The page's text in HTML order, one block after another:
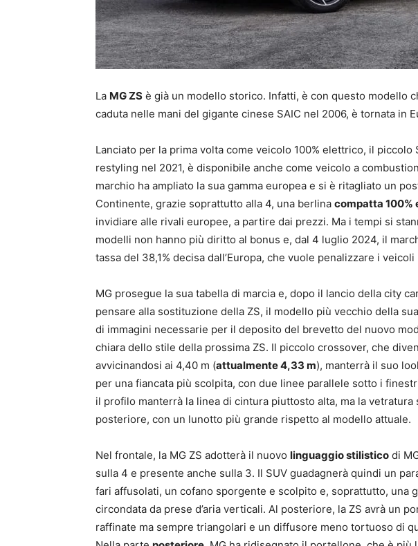
La MG ZS è già un modello storico. Infatti, è con questo modello
caduta nelle mani del gigante cinese SAIC nel 2006, è tornata in
Lanciato per la prima volta come veicolo 100% elettrico, il piccolo
restyling nel 2021, è disponibile anche come veicolo a
marchio ha ampliato la sua gamma europea e si è ritagliato un
Continente, grazie soprattutto alla 4, una berlina compatta 100%
invidiare alle rivali europee, a partire dai prezzi. Ma i tempi si
modelli non hanno più diritto al bonus e, dal 4 luglio 2024, il
tassa del 38,1% decisa dall’Europa, che vuole penalizzare i
MG prosegue la sua tabella di marcia e, dopo il lancio della city
pensare alla sostituzione della ZS, il modello più vecchio della
di immagini necessarie per il deposito del brevetto del nuovo
chiara dello stile della prossima ZS. Il piccolo crossover, che
avvicinandosi ai 4,40 m (attualmente 4,33 m), manterrà il suo
per una fiancata più scolpita, con due linee parallele sotto i
il profilo manterrà la linea di cintura piuttosto alta, ma la vetratura
posteriore, con un lunotto più grande rispetto al modello attuale.
Nel frontale, la MG ZS adotterà il nuovo linguaggio stilistico di
sulla 4 e presente anche sulla 3. Il SUV guadagnerà quindi un
fari affusolati, un cofano sporgente e scolpito e, soprattutto, una
circondata da prese d’aria verticali. Al posteriore, la ZS avrà un
raffinate ma sempre triangolari e un diffusore meno tortuoso di